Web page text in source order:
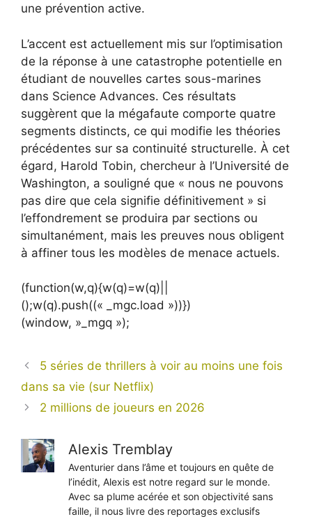
une prévention active.
L’accent est actuellement mis sur l’optimisation
de la réponse à une catastrophe potentielle en
étudiant de nouvelles cartes sous-marines
dans Science Advances. Ces résultats
suggèrent que la mégafaute comporte quatre
segments distincts, ce qui modifie les théories
précédentes sur sa continuité structurelle. À cet
égard, Harold Tobin, chercheur à l’Université de
Washington, a souligné que « nous ne pouvons
pas dire que cela signifie définitivement » si
l’effondrement se produira par sections ou
simultanément, mais les preuves nous obligent
à affiner tous les modèles de menace actuels.
(function(w,q){w(q)=w(q)||
();w(q).push((« _mgc.load »))})
(window, »_mgq »);
5 séries de thrillers à voir au moins une fois
dans sa vie (sur Netflix)
2 millions de joueurs en 2026
Alexis Tremblay
Aventurier dans l’âme et toujours en quête de
l’inédit, Alexis est notre regard sur le monde.
Avec sa plume acérée et son objectivité sans
faille, il nous livre des reportages exclusifs